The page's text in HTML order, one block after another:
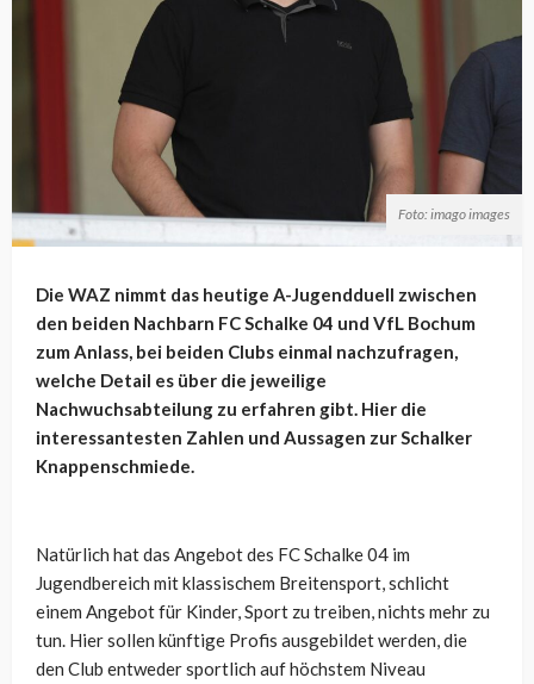
Foto: imago images
Die WAZ nimmt das heutige A-Jugendduell zwischen
den beiden Nachbarn FC Schalke 04 und VfL Bochum
zum Anlass, bei beiden Clubs einmal nachzufragen,
welche Detail es über die jeweilige
Nachwuchsabteilung zu erfahren gibt. Hier die
interessantesten Zahlen und Aussagen zur Schalker
Knappenschmiede.
Natürlich hat das Angebot des FC Schalke 04 im
Jugendbereich mit klassischem Breitensport, schlicht
einem Angebot für Kinder, Sport zu treiben, nichts mehr zu
tun. Hier sollen künftige Profis ausgebildet werden, die
den Club entweder sportlich auf höchstem Niveau